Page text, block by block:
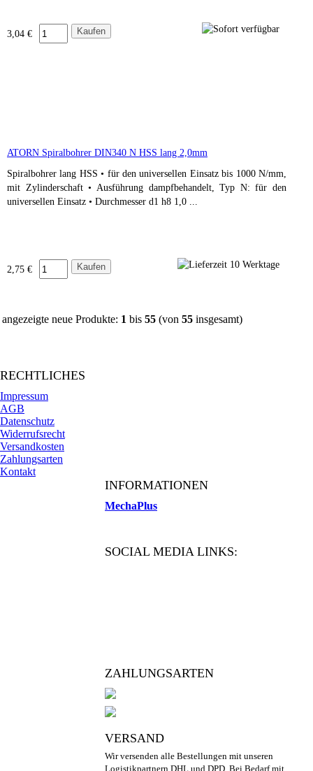
3,04 €
ATORN Spiralbohrer DIN340 N HSS lang 2,0mm
Spiralbohrer lang HSS • für den universellen Einsatz bis 1000 N/mm,
mit Zylinderschaft • Ausführung dampfbehandelt, Typ N: für den
universellen Einsatz • Durchmesser d1 h8 1,0 ...
2,75 €
angezeigte neue Produkte: 1 bis 55 (von 55 insgesamt)
RECHTLICHES
Impressum
AGB
Datenschutz
Widerrufsrecht
Versandkosten
Zahlungsarten
Kontakt
INFORMATIONEN
MechaPlus
SOCIAL MEDIA LINKS:
ZAHLUNGSARTEN
VERSAND
Wir versenden alle Bestellungen mit unseren
Logistikpartnern DHL und DPD. Bei Bedarf mit